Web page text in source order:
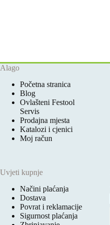
Alago
Početna stranica
Blog
Ovlašteni Festool
Servis
Prodajna mjesta
Katalozi i cjenici
Moj račun
Uvjeti kupnje
Načini plaćanja
Dostava
Povrat i reklamacije
Sigurnost plaćanja